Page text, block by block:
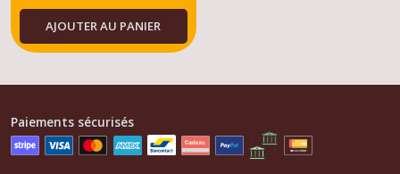
AJOUTER AU PANIER
Paiements sécurisés